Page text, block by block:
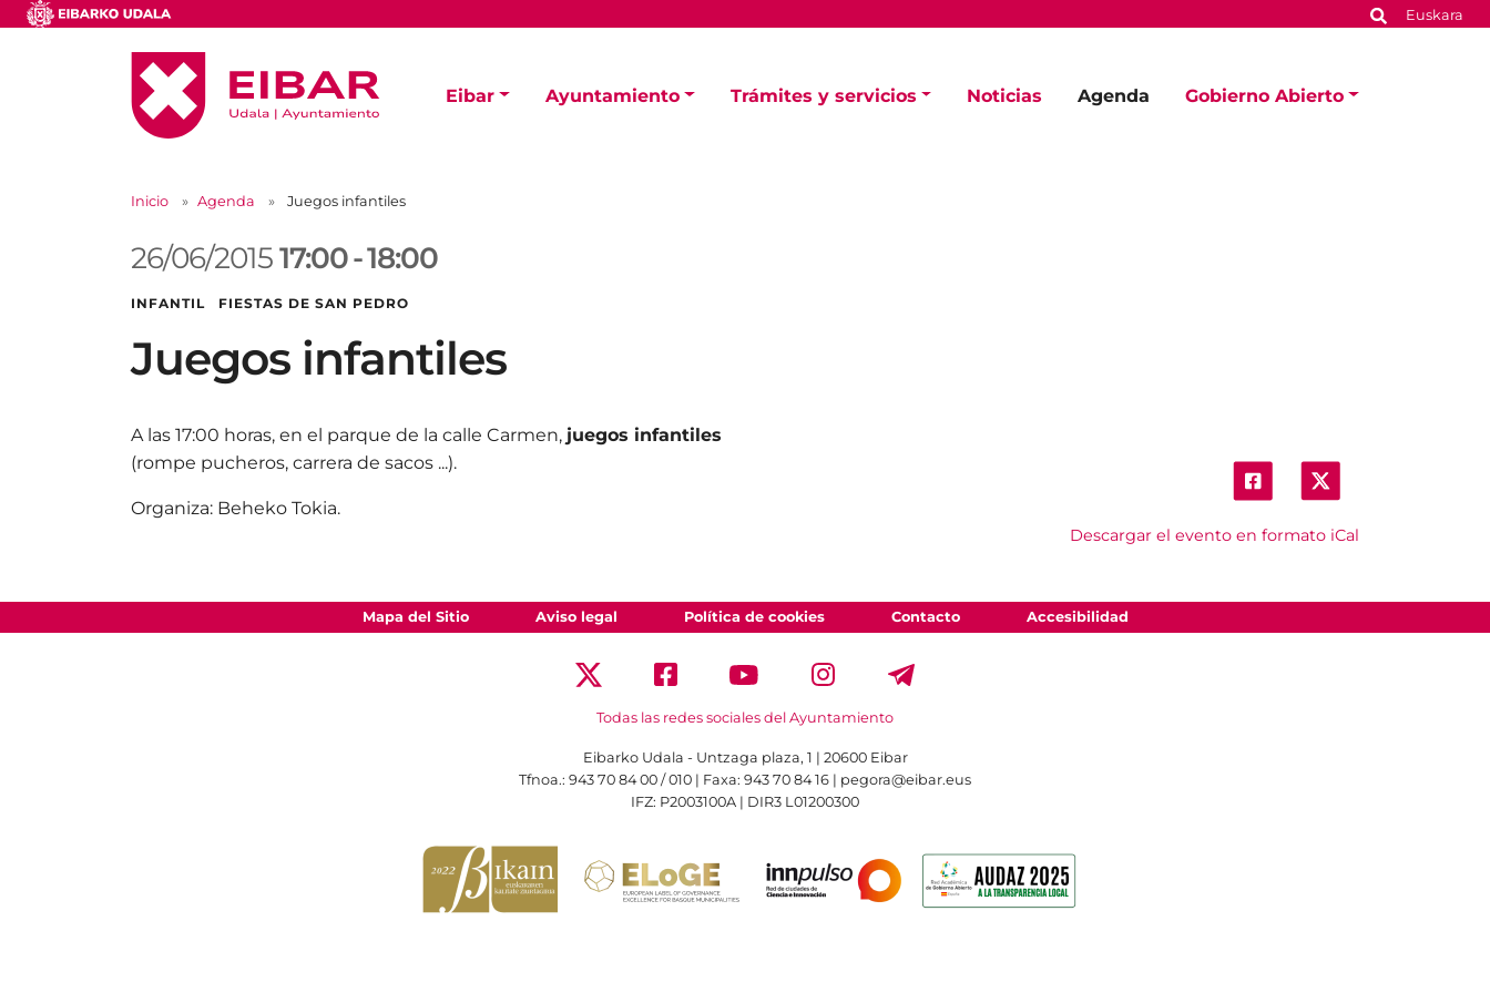
Euskara
Eibar Ayuntamiento Trámites y servicios Noticias Agenda Gobierno Abierto
Inicio Agenda Juegos infantiles
26/06/201517:00-18:00
INFANTIL FIESTAS DE SAN PEDRO
Juegos infantiles
Descargar el evento en formato iCal
A las 17:00 horas, en el parque de la calle Carmen, juegos infantiles
(rompe pucheros, carrera de sacos ...).
Organiza: Beheko Tokia.
Mapa del Sitio Aviso legal Política de cookies Contacto Accesibilidad
Todas las redes sociales del Ayuntamiento
Eibarko Udala - Untzaga plaza, 1 | 20600 Eibar
Tfnoa.: 943 70 84 00 / 010 | Faxa: 943 70 84 16 | pegora@eibar.eus
IFZ: P2003100A | DIR3 L01200300